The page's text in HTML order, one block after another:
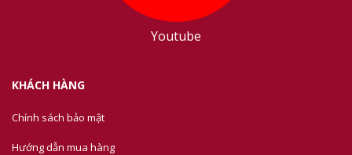
Youtube
KHÁCH HÀNG
Chính sách bảo mật
Hướng dẫn mua hàng